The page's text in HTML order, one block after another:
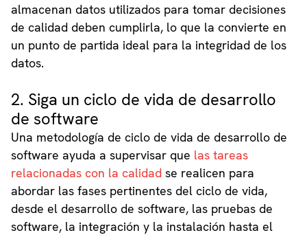
almacenan datos utilizados para tomar decisiones
de calidad deben cumplirla, lo que la convierte en
un punto de partida ideal para la integridad de los
datos.
2. Siga un ciclo de vida de desarrollo
de software
Una metodología de ciclo de vida de desarrollo de
software ayuda a supervisar que las tareas
relacionadas con la calidad se realicen para
abordar las fases pertinentes del ciclo de vida,
desde el desarrollo de software, las pruebas de
software, la integración y la instalación hasta el